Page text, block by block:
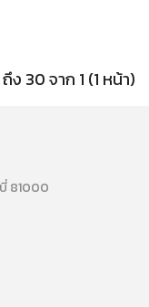
ง 30 จาก 1 (1 หน้า)
81000